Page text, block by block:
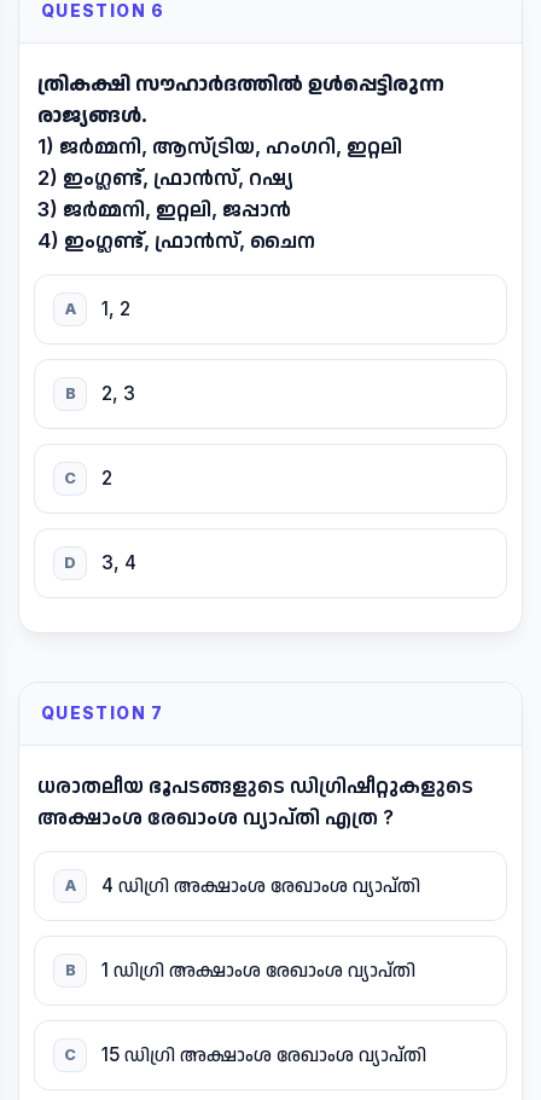
QUESTION 6
ത്രികക്ഷി സൗഹാർദത്തിൽ ഉൾപ്പെട്ടിരുന്ന
രാജ്യങ്ങൾ.
1) ജർമ്മനി, ആസ്ട്രിയ, ഹംഗറി, ഇറ്റലി
2) ഇംഗ്ലണ്ട്, ഫ്രാൻസ്, റഷ്യ
3) ജർമ്മനി, ഇറ്റലി, ജപ്പാൻ
4) ഇംഗ്ലണ്ട്, ഫ്രാൻസ്, ചൈന
A 1, 2
B 2, 3
C 2
D 3, 4
QUESTION 7
ധരാതലീയ ഭൂപടങ്ങളുടെ ഡിഗ്രിഷീറ്റുകളുടെ
അക്ഷാംശ രേഖാംശ വ്യാപ്തി എത്ര ?
A 4 ഡിഗ്രി അക്ഷാംശ രേഖാംശ വ്യാപ്തി
B 1 ഡിഗ്രി അക്ഷാംശ രേഖാംശ വ്യാപ്തി
C 15 ഡിഗ്രി അക്ഷാംശ രേഖാംശ വ്യാപ്തി